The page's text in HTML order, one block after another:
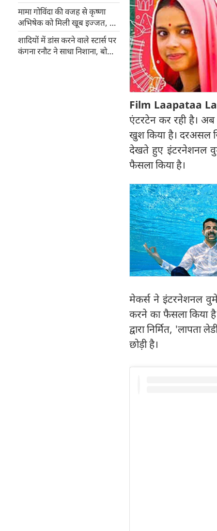
मामा गोविंदा की वजह से कृष्णा
अभिषेक को मिली खूब इज्जत, हर
दिन मिलती थी इतनी फीस
शादियों में डांस करने वाले स्टार्स पर
कंगना रनौट ने साधा निशाना, बोलीं-
Film Laapataa
एंटरटेन कर रही है।
खुश किया है। दरअसल
देखते हुए इंटरनेशनल
फैसला किया है।
मेकर्स ने इंटरनेशनल
करने का फैसला किया
द्वारा निर्मित,
छोड़ी है।